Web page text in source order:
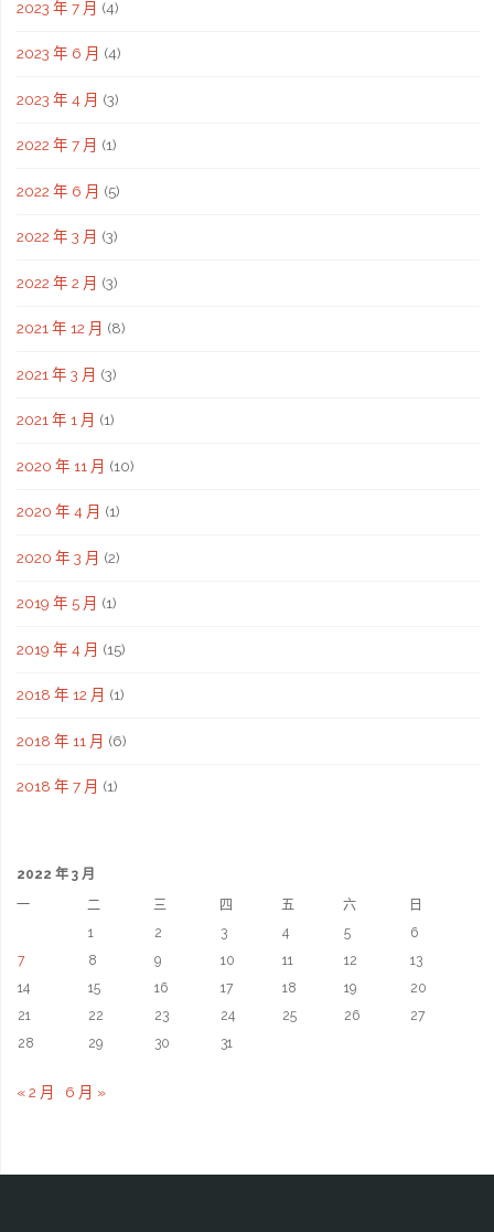
2023 年 7 月 (4)
2023 年 6 月 (4)
2023 年 4 月 (3)
2022 年 7 月 (1)
2022 年 6 月 (5)
2022 年 3 月 (3)
2022 年 2 月 (3)
2021 年 12 月 (8)
2021 年 3 月 (3)
2021 年 1 月 (1)
2020 年 11 月 (10)
2020 年 4 月 (1)
2020 年 3 月 (2)
2019 年 5 月 (1)
2019 年 4 月 (15)
2018 年 12 月 (1)
2018 年 11 月 (6)
2018 年 7 月 (1)
2022 年 3 月
一
二 三 四 五 六
日
1
2 3 4 5
6
7
8 9 10 11 12
13
14
15 16 17 18 19
20
21
22 23 24 25 26
27
28
29 30 31
« 2 月 6 月 »